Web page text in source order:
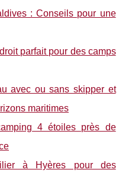
: Conseils pour une
parfait pour des camps
avec ou sans skipper et
maritimes
4 étoiles près de
à Hyères pour des